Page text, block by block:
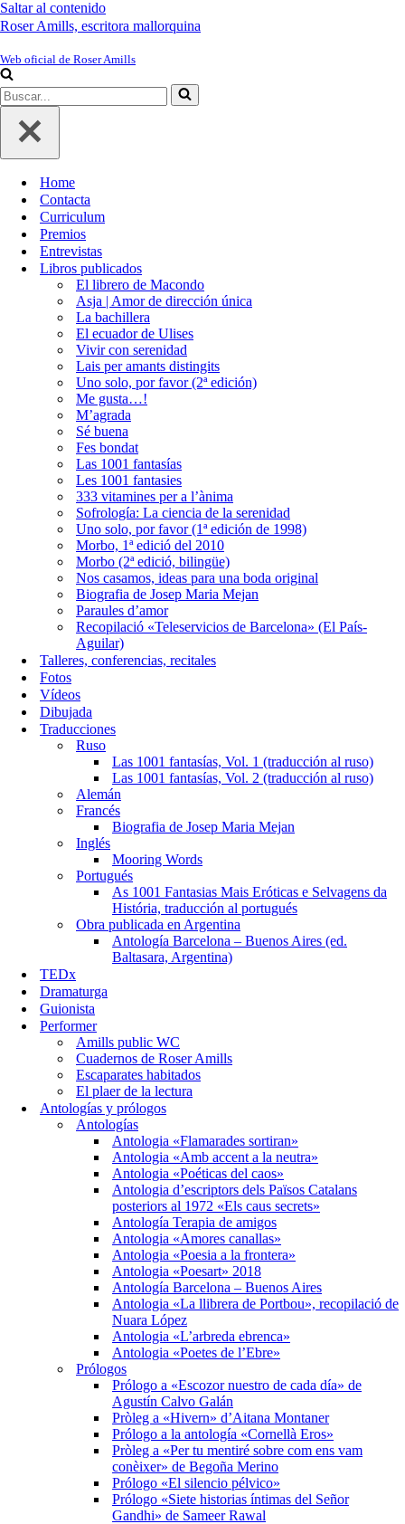
Saltar al contenido
Roser Amills, escritora mallorquina
Web oficial de Roser Amills
Buscar...
Home
Contacta
Curriculum
Premios
Entrevistas
Libros publicados
El librero de Macondo
Asja | Amor de dirección única
La bachillera
El ecuador de Ulises
Vivir con serenidad
Lais per amants distingits
Uno solo, por favor (2ª edición)
Me gusta…!
M’agrada
Sé buena
Fes bondat
Las 1001 fantasías
Les 1001 fantasies
333 vitamines per a l’ànima
Sofrología: La ciencia de la serenidad
Uno solo, por favor (1ª edición de 1998)
Morbo, 1ª edició del 2010
Morbo (2ª edició, bilingüe)
Nos casamos, ideas para una boda original
Biografia de Josep Maria Mejan
Paraules d’amor
Recopilació «Teleservicios de Barcelona» (El País-
Aguilar)
Talleres, conferencias, recitales
Fotos
Vídeos
Dibujada
Traducciones
Ruso
Las 1001 fantasías, Vol. 1 (traducción al ruso)
Las 1001 fantasías, Vol. 2 (traducción al ruso)
Alemán
Francés
Biografia de Josep Maria Mejan
Inglés
Mooring Words
Portugués
As 1001 Fantasias Mais Eróticas e Selvagens da
História, traducción al portugués
Obra publicada en Argentina
Antología Barcelona – Buenos Aires (ed.
Baltasara, Argentina)
TEDx
Dramaturga
Guionista
Performer
Amills public WC
Cuadernos de Roser Amills
Escaparates habitados
El plaer de la lectura
Antologías y prólogos
Antologías
Antologia «Flamarades sortiran»
Antologia «Amb accent a la neutra»
Antologia «Poéticas del caos»
Antologia d’escriptors dels Països Catalans
posteriors al 1972 «Els caus secrets»
Antología Terapia de amigos
Antologia «Amores canallas»
Antologia «Poesia a la frontera»
Antologia «Poesart» 2018
Antología Barcelona – Buenos Aires
Antologia «La llibrera de Portbou», recopilació de
Nuara López
Antologia «L’arbreda ebrenca»
Antologia «Poetes de l’Ebre»
Prólogos
Prólogo a «Escozor nuestro de cada día» de
Agustín Calvo Galán
Pròleg a «Hivern» d’Aitana Montaner
Prólogo a la antología «Cornellà Eros»
Pròleg a «Per tu mentiré sobre com ens vam
conèixer» de Begoña Merino
Prólogo «El silencio pélvico»
Prólogo «Siete historias íntimas del Señor
Gandhi» de Sameer Rawal